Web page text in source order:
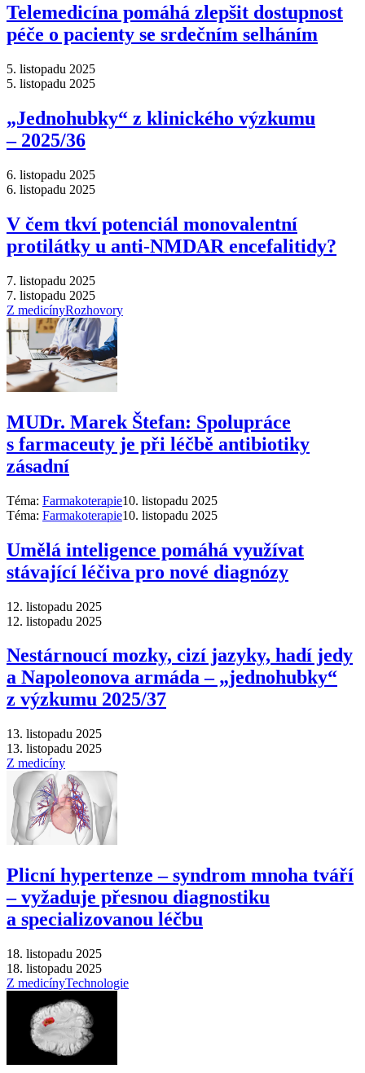
Telemedicína pomáhá zlepšit dostupnost
péče o pacienty se srdečním selháním
5. listopadu 2025
5. listopadu 2025
„Jednohubky“ z klinického výzkumu
–⁠ 2025/36
6. listopadu 2025
6. listopadu 2025
V čem tkví potenciál monovalentní
protilátky u anti-NMDAR encefalitidy?
7. listopadu 2025
7. listopadu 2025
Z medicínyRozhovory
MUDr. Marek Štefan: Spolupráce
s farmaceuty je při léčbě antibiotiky
zásadní
Téma: Farmakoterapie10. listopadu 2025
Téma: Farmakoterapie10. listopadu 2025
Umělá inteligence pomáhá využívat
stávající léčiva pro nové diagnózy
12. listopadu 2025
12. listopadu 2025
Nestárnoucí mozky, cizí jazyky, hadí jedy
a Napoleonova armáda –⁠ „jednohubky“
z výzkumu 2025/37
13. listopadu 2025
13. listopadu 2025
Z medicíny
Plicní hypertenze –⁠ syndrom mnoha tváří
–⁠ vyžaduje přesnou diagnostiku
a specializovanou léčbu
18. listopadu 2025
18. listopadu 2025
Z medicínyTechnologie